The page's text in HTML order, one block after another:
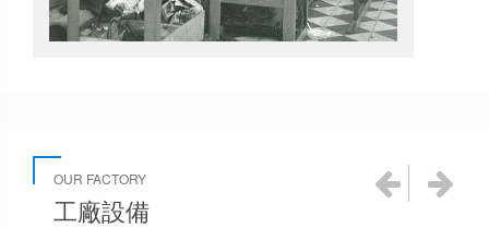
OUR FACTORY
工廠設備
 